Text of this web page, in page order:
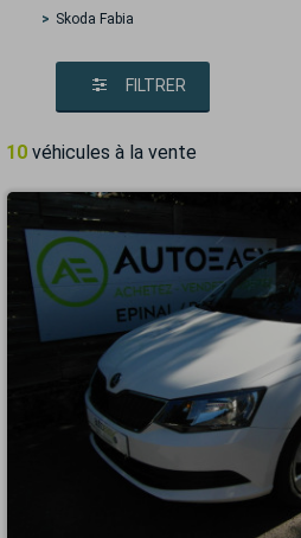
Skoda Fabia
FILTRER
10 véhicules à la vente